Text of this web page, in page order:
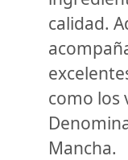
calidad.
como los
Mancha.